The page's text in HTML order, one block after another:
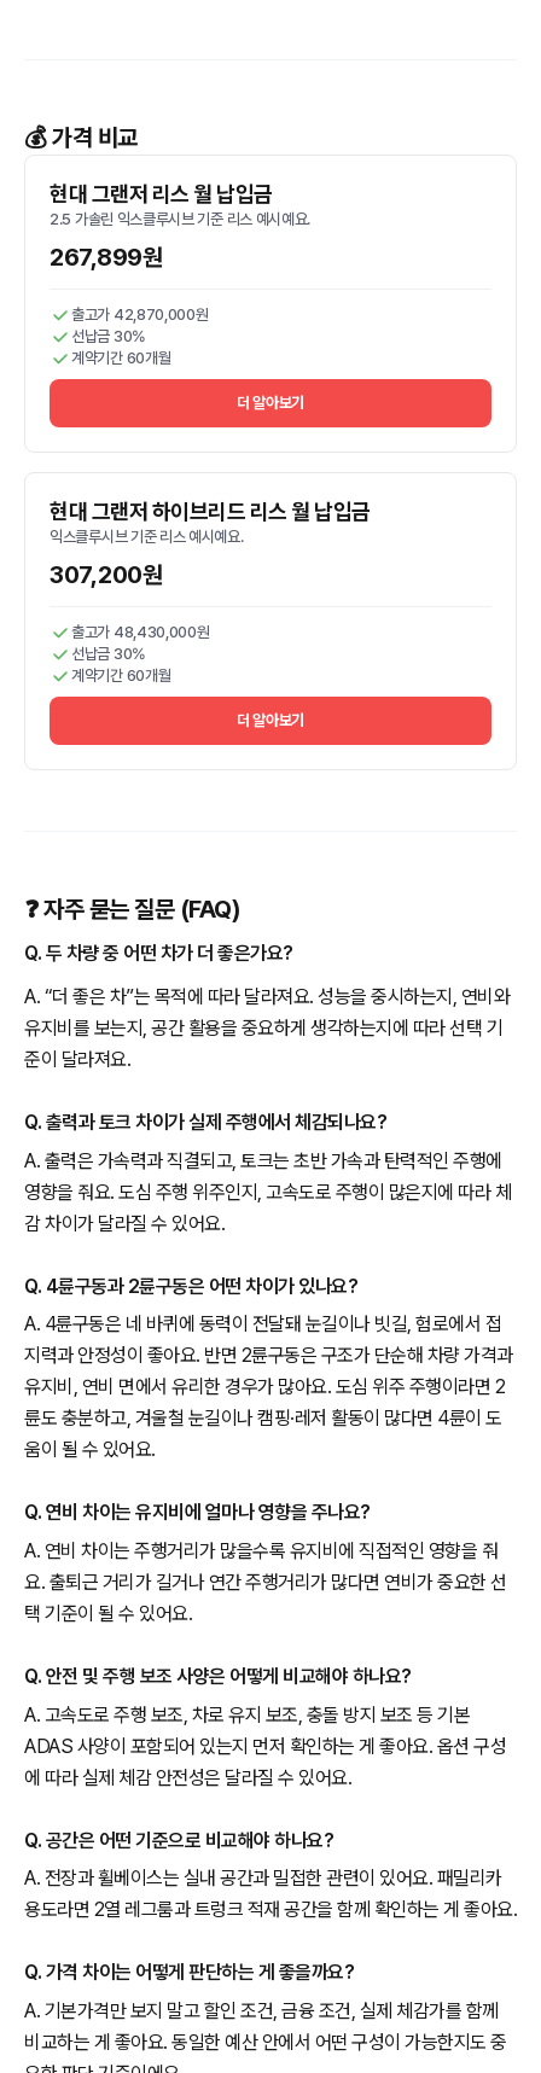
💰 가격 비교
현대 그랜저 리스 월 납입금
2.5 가솔린 익스클루시브 기준 리스 예시예요.
267,899원
출고가 42,870,000원
선납금 30%
계약기간 60개월
더 알아보기
현대 그랜저 하이브리드 리스 월 납입금
익스클루시브 기준 리스 예시예요.
307,200원
출고가 48,430,000원
선납금 30%
계약기간 60개월
더 알아보기
❓ 자주 묻는 질문 (FAQ)
Q. 두 차량 중 어떤 차가 더 좋은가요?
A. “더 좋은 차”는 목적에 따라 달라져요. 성능을 중시하는지, 연비와
유지비를 보는지, 공간 활용을 중요하게 생각하는지에 따라 선택 기
준이 달라져요.
Q. 출력과 토크 차이가 실제 주행에서 체감되나요?
A. 출력은 가속력과 직결되고, 토크는 초반 가속과 탄력적인 주행에
영향을 줘요. 도심 주행 위주인지, 고속도로 주행이 많은지에 따라 체
감 차이가 달라질 수 있어요.
Q. 4륜구동과 2륜구동은 어떤 차이가 있나요?
A. 4륜구동은 네 바퀴에 동력이 전달돼 눈길이나 빗길, 험로에서 접
지력과 안정성이 좋아요. 반면 2륜구동은 구조가 단순해 차량 가격과
유지비, 연비 면에서 유리한 경우가 많아요. 도심 위주 주행이라면 2
륜도 충분하고, 겨울철 눈길이나 캠핑·레저 활동이 많다면 4륜이 도
움이 될 수 있어요.
Q. 연비 차이는 유지비에 얼마나 영향을 주나요?
A. 연비 차이는 주행거리가 많을수록 유지비에 직접적인 영향을 줘
요. 출퇴근 거리가 길거나 연간 주행거리가 많다면 연비가 중요한 선
택 기준이 될 수 있어요.
Q. 안전 및 주행 보조 사양은 어떻게 비교해야 하나요?
A. 고속도로 주행 보조, 차로 유지 보조, 충돌 방지 보조 등 기본
ADAS 사양이 포함되어 있는지 먼저 확인하는 게 좋아요. 옵션 구성
에 따라 실제 체감 안전성은 달라질 수 있어요.
Q. 공간은 어떤 기준으로 비교해야 하나요?
A. 전장과 휠베이스는 실내 공간과 밀접한 관련이 있어요. 패밀리카
용도라면 2열 레그룸과 트렁크 적재 공간을 함께 확인하는 게 좋아요.
Q. 가격 차이는 어떻게 판단하는 게 좋을까요?
A. 기본가격만 보지 말고 할인 조건, 금융 조건, 실제 체감가를 함께
비교하는 게 좋아요. 동일한 예산 안에서 어떤 구성이 가능한지도 중